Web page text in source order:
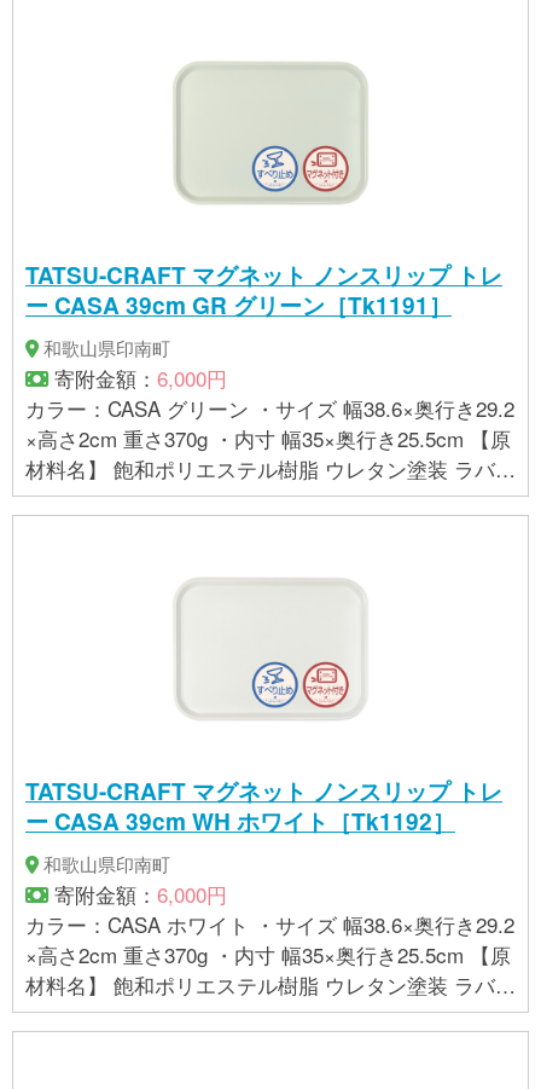
・曲面は落下の恐れがありますので貼り付けないで
い。 ・この商品は、家庭用の食洗機に対応しており
ますが、業務用の食洗機には対応しておりません。
いることがございますが、使用上問題ございませ
ん。予めご了承ください。 ・布地を一枚一枚成型し
ていますので、お届けする商品によって絵柄の位置
や風合いが多少異なることがあります。 ・商品の色
は、お使いのブラウザやモニターによって実際の色
と若干異なる場合がございます。ご了承下さい。
【製造】 株式会社 橋本達之助工芸（和歌山県海南
市）
TATSU-CRAFT マグネット ノンスリップ トレ
ー CASA 39cm GR グリーン［Tk1191］
和歌山県印南町
寄附金額： 6,000円
カラー：CASA グリーン ・サイズ 幅38.6×奥行き29.2
×高さ2cm 重さ370g ・内寸 幅35×奥行き25.5cm 【原
材料名】 飽和ポリエステル樹脂 ウレタン塗装 ラバー
マグネット 【お取り扱いに関する注意事項】 ・金属
・曲面は落下の恐れがありますので貼り付けないで
い。 ・この商品は、家庭用の食洗機に対応しており
ますが、業務用の食洗機には対応しておりません。
いることがございますが、使用上問題ございませ
ん。予めご了承ください。 ・布地を一枚一枚成型し
ていますので、お届けする商品によって絵柄の位置
や風合いが多少異なることがあります。 ・商品の色
は、お使いのブラウザやモニターによって実際の色
と若干異なる場合がございます。ご了承下さい。
【製造】 株式会社 橋本達之助工芸（和歌山県海南
市）
TATSU-CRAFT マグネット ノンスリップ トレ
ー CASA 39cm WH ホワイト［Tk1192］
和歌山県印南町
寄附金額： 6,000円
カラー：CASA ホワイト ・サイズ 幅38.6×奥行き29.2
×高さ2cm 重さ370g ・内寸 幅35×奥行き25.5cm 【原
材料名】 飽和ポリエステル樹脂 ウレタン塗装 ラバー
マグネット 【お取り扱いに関する注意事項】 ・金属